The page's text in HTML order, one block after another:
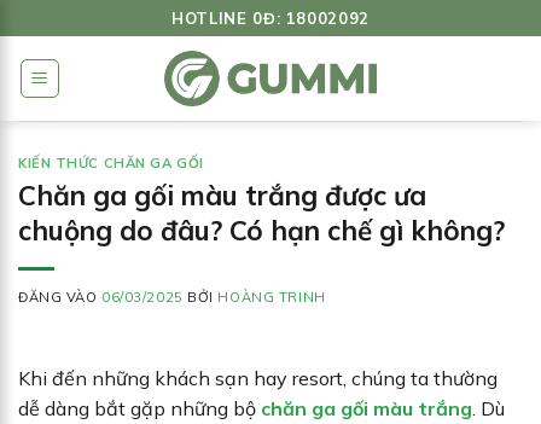
qua
dung
HOTLINE 0Đ: 18002092
KIẾN THỨC CHĂN GA GỐI
Chăn ga gối màu trắng được ưa
chuộng do đâu? Có hạn chế gì không?
ĐĂNG VÀO 06/03/2025 BỞI HOÀNG TRINH
Khi đến những khách sạn hay resort, chúng ta thường
dễ dàng bắt gặp những bộ chăn ga gối màu trắng . Dù